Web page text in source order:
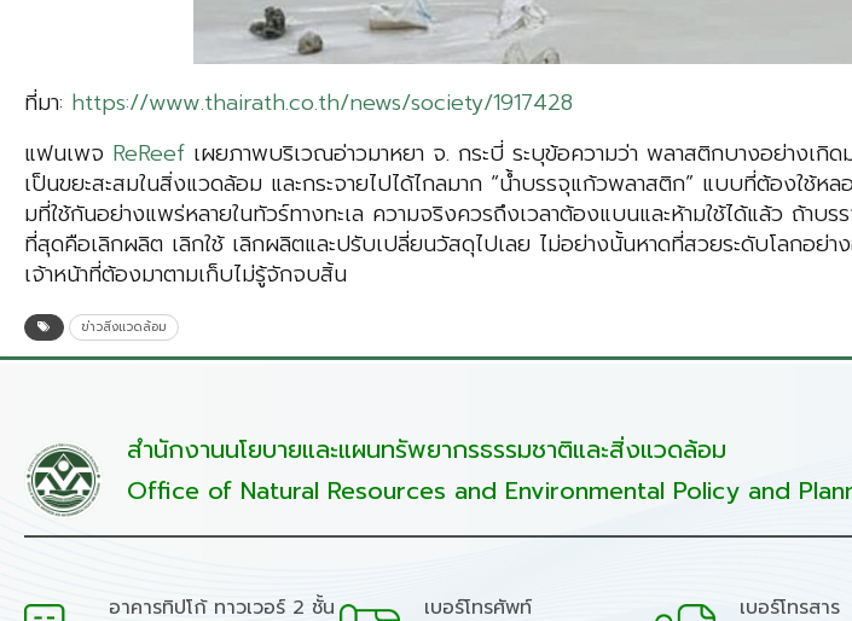
ที่มา: https://www.thairath.co.th/news/society/1917428
แฟนเพจ ReReef เผยภาพบริเวณอ่าวมาหยา จ. กระบี่ ระบุข้อความว่า พลาสติกบางอย่างเกิ
เป็นขยะสะสมในสิ่งแวดล้อม และกระจายไปได้ไกลมาก “น้ำบรรจุแก้วพลาสติก” แบบที่ต้องใช้
มที่ใช้กันอย่างแพร่หลายในทัวร์ทางทะเล ความจริงควรถึงเวลาต้องแบนและห้ามใช้ได้แล้ว ถ้า
ที่สุดคือเลิกผลิต เลิกใช้ เลิกผลิตและปรับเปลี่ยนวัสดุไปเลย ไม่อย่างนั้นหาดที่สวยระดับโลกอย่
เจ้าหน้าที่ต้องมาตามเก็บไม่รู้จักจบสิ้น
ข่าวสิ่งแวดล้อม
สำนักงานนโยบายและแผนทรัพยากรธรรมชาติและสิ่งแวดล้อม
Office of Natural Resources and Environmental Policy and
อาคารทิปโก้ ทาวเวอร์ 2 ชั้น เบอร์โทรศัพท์ เบอร์โทรสาร